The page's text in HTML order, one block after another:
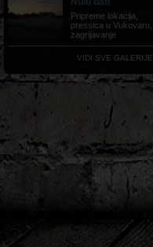
Pripreme lokacija,
pressica u Vukovaru,
zagrijavanje
VIDI SVE GALERIJE